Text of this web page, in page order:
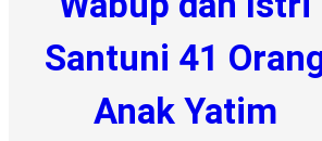
Santuni 41
Anak Yatim